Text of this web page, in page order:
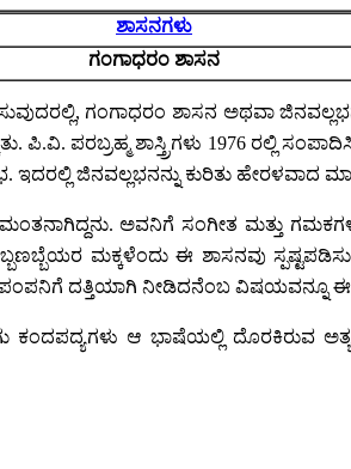
ಶಾಸನಗಳು
ಗಂಗಾಧರಂ ಶಾಸನ
ಗಂಗಾಧರಂ ಶಾಸನ ಅಥವಾ
ಪರಬ್ರಹ್ಮ ಶಾಸ್ತ್ರಿಗಳು 1976 ರಲ್ಲಿ
ಜಿನವಲ್ಲಭನನ್ನು ಕುರಿತು ಹೇರಳವಾದ
ಅವನಿಗೆ ಸಂಗೀತ ಮತ್ತು
ಮಕ್ಕಳೆಂದು ಈ ಶಾಸನವು
ದತ್ತಿಯಾಗಿ ನೀಡಿದನೆಂಬ ವಿಷಯವನ್ನೂ ಈ
ಕಂದಪದ್ಯಗಳು ಆ ಭಾಷೆಯಲ್ಲಿ